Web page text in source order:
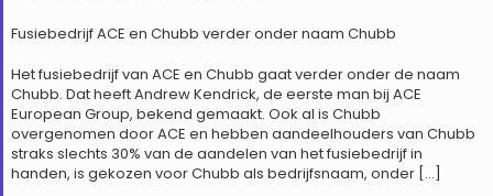
Fusiebedrijf ACE en Chubb verder onder naam Chubb
Het fusiebedrijf van ACE en Chubb gaat verder onder de naam
Chubb. Dat heeft Andrew Kendrick, de eerste man bij ACE
European Group, bekend gemaakt. Ook al is Chubb
overgenomen door ACE en hebben aandeelhouders van Chubb
straks slechts 30% van de aandelen van het fusiebedrijf in
handen, is gekozen voor Chubb als bedrijfsnaam, onder […]